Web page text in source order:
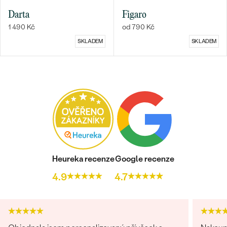
Bestsellery
OBJEVIT
Darta
1 490 Kč
SKLADEM
Figaro
od 790 Kč
SKLADEM
Heureka recenze
4.9
Google recenze
4.7